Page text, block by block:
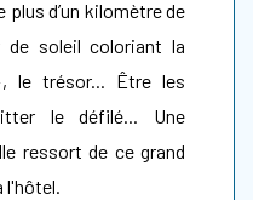
d’un kilomètre de
de soleil coloriant la
le trésor... Être les
le défilé... Une
ressort de ce grand
l'hôtel.